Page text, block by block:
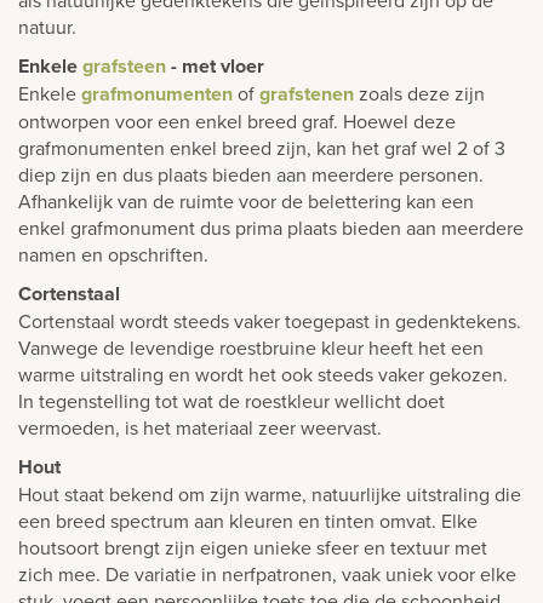
natuur.
Enkelegrafsteen- met vloer
Enkelegrafmonumentenofgrafstenenzoals deze zijn
ontworpen voor een enkel breed graf. Hoewel deze
grafmonumenten enkel breed zijn, kan het graf wel 2 of 3
diep zijn en dus plaats bieden aan meerdere personen.
Afhankelijk van de ruimte voor de belettering kan een
enkel grafmonument dus prima plaats bieden aan meerdere
namen en opschriften.
Cortenstaal
Cortenstaal wordt steeds vaker toegepast in gedenktekens.
Vanwege de levendige roestbruine kleur heeft het een
warme uitstraling en wordt het ook steeds vaker gekozen.
In tegenstelling tot wat de roestkleur wellicht doet
vermoeden, is het materiaal zeer weervast.
Hout
Hout staat bekend om zijn warme, natuurlijke uitstraling die
een breed spectrum aan kleuren en tinten omvat. Elke
houtsoort brengt zijn eigen unieke sfeer en textuur met
zich mee. De variatie in nerfpatronen, vaak uniek voor elke